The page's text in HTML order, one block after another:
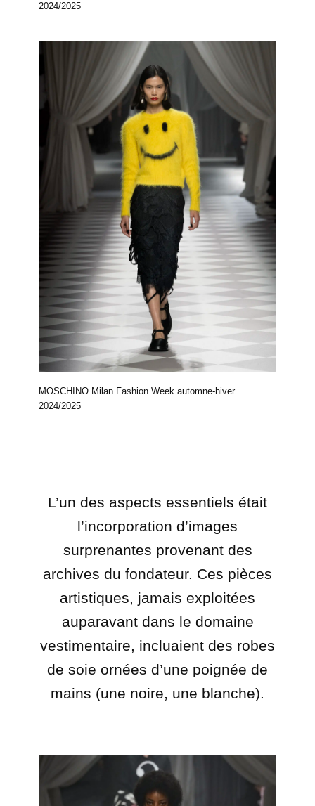
2024/2025
MOSCHINO Milan Fashion Week automne-hiver
2024/2025
L’un des aspects essentiels était
l’incorporation d’images
surprenantes provenant des
archives du fondateur. Ces pièces
artistiques, jamais exploitées
auparavant dans le domaine
vestimentaire, incluaient des robes
de soie ornées d’une poignée de
mains (une noire, une blanche).